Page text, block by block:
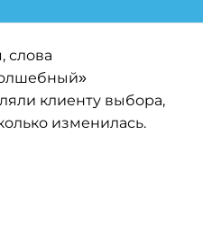
слова
клиенту выбора,
изменилась.